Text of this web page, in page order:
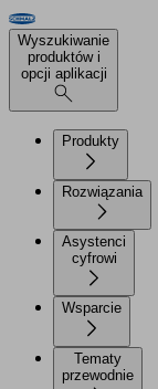
Wyszukiwanie
produktów i
opcji aplikacji
Produkty
Rozwiązania
Asystenci
Wsparcie
Tematy
przewodnie